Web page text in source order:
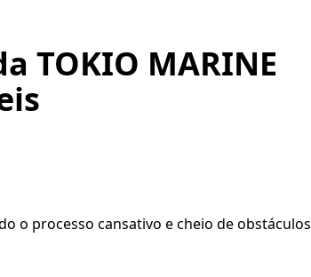
TOKIO MARINE
o processo cansativo e cheio de obstáculos